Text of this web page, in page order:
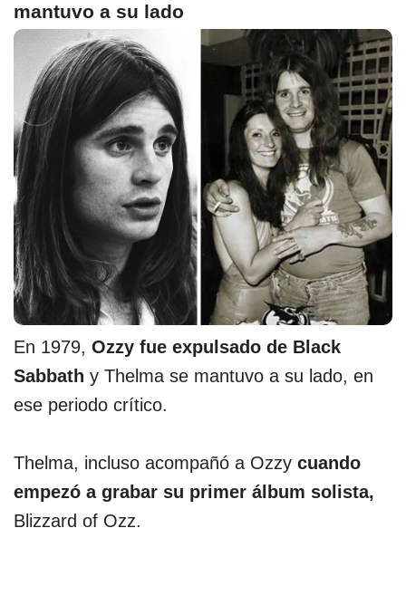
mantuvo a su lado
En 1979, Ozzy fue expulsado de Black
Sabbath y Thelma se mantuvo a su lado, en
ese periodo crítico.
Thelma, incluso acompañó a Ozzy cuando
empezó a grabar su primer álbum solista,
Blizzard of Ozz.